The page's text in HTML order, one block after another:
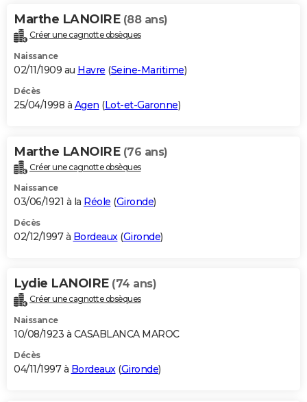
Marthe LANOIRE (88 ans)
Créer une cagnotte obsèques
Naissance
02/11/1909 au Havre (Seine-Maritime)
Décès
25/04/1998 à Agen (Lot-et-Garonne)
Marthe LANOIRE (76 ans)
Créer une cagnotte obsèques
Naissance
03/06/1921 à la Réole (Gironde)
Décès
02/12/1997 à Bordeaux(Gironde)
Lydie LANOIRE (74 ans)
Créer une cagnotte obsèques
Naissance
10/08/1923 à CASABLANCA MAROC
Décès
04/11/1997 à Bordeaux(Gironde)